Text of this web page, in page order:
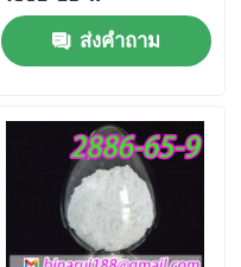
A สะดวกแข็งในรูปแข็ง
ส่งคำถาม